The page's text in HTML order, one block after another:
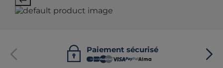
Paiement sécurisé